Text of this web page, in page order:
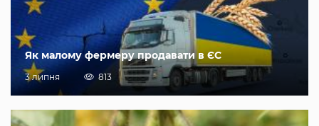
Як малому фермеру продавати в ЄС
3 липня 813